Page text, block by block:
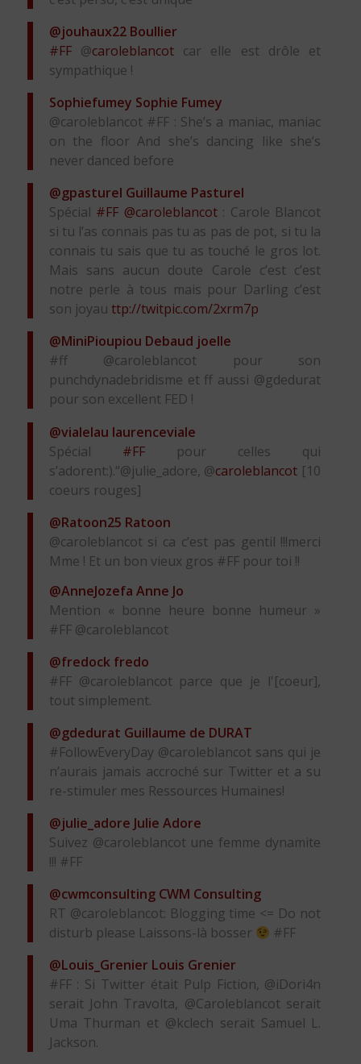
@jouhaux22 Boullier
#FF@caroleblancotcar elle est drôle et
sympathique !
Sophiefumey Sophie Fumey
@caroleblancot #FF : She’s a maniac, maniac
on the floor And she’s dancing like she’s
never danced before
@gpasturel Guillaume Pasturel
Spécial #FF @caroleblancot: Carole Blancot
si tu l’as connais pas tu as pas de pot, si tu la
connais tu sais que tu as touché le gros lot.
Mais sans aucun doute Carole c’est c’est
notre perle à tous mais pour Darling c’est
son joyau ttp://twitpic.com/2xrm7p
@MiniPioupiou Debaud joelle
#ff @caroleblancot pour son
punchdynadebridisme et ff aussi @gdedurat
pour son excellent FED !
@vialelau laurenceviale
Spécial #FFpour celles qui
s’adorent:).“@julie_adore, @caroleblancot [10
coeurs rouges]
@Ratoon25 Ratoon
@caroleblancot si ca c’est pas gentil !!!merci
Mme ! Et un bon vieux gros #FF pour toi !!
@AnneJozefa Anne Jo
Mention « bonne heure bonne humeur »
#FF @caroleblancot
@fredockfredo
#FF @caroleblancot parce que je l'[coeur],
tout simplement.
@gdedurat Guillaume de DURAT
#FollowEveryDay @caroleblancot sans qui je
n’aurais jamais accroché sur Twitter et a su
re-stimuler mes Ressources Humaines!
@julie_adore Julie Adore
Suivez @caroleblancot une femme dynamite
!!! #FF
@cwmconsultingCWM Consulting
RT @caroleblancot: Blogging time <= Do not
disturb please Laissons-là bosser
#FF
@Louis_Grenier Louis Grenier
#FF : Si Twitter était Pulp Fiction, @iDori4n
serait John Travolta, @Caroleblancot serait
Uma Thurman et @kclech serait Samuel L.
Jackson.